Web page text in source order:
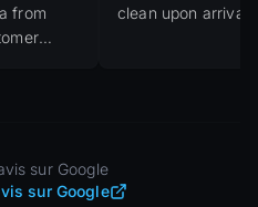
from
clean upon arrival.
sur Google
sur Google